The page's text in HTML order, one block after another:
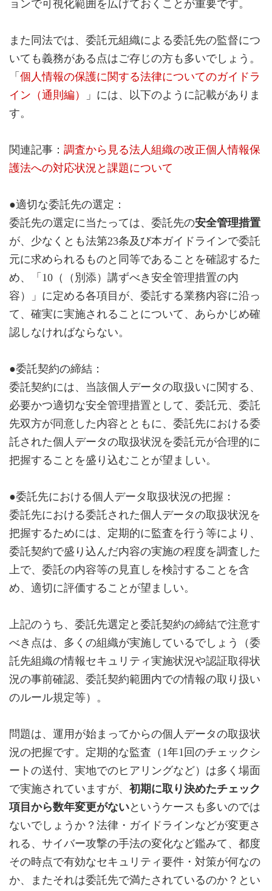
ョンで可視化範囲を広げておくことが重要です。
また同法では、委託元組織による委託先の監督につ
いても義務がある点はご存じの方も多いでしょう。
「 個人情報の保護に関する法律についてのガイドラ
イン（通則編）
」には、以下のように記載がありま
す。
関連記事： 調査から見る法人組織の改正個人情報保
護法への対応状況と課題について
●適切な委託先の選定：
委託先の選定に当たっては、委託先の安全管理措置
が、少なくとも法第23条及び本ガイドラインで委託
元に求められるものと同等であることを確認するた
め、「10（（別添）講ずべき安全管理措置の内
容）」に定める各項目が、委託する業務内容に沿っ
て、確実に実施されることについて、あらかじめ確
認しなければならない。
●委託契約の締結：
委託契約には、当該個人データの取扱いに関する、
必要かつ適切な安全管理措置として、委託元、委託
先双方が同意した内容とともに、委託先における委
託された個人データの取扱状況を委託元が合理的に
把握することを盛り込むことが望ましい。
●委託先における個人データ取扱状況の把握：
委託先における委託された個人データの取扱状況を
把握するためには、定期的に監査を行う等により、
委託契約で盛り込んだ内容の実施の程度を調査した
上で、委託の内容等の見直しを検討することを含
め、適切に評価することが望ましい。
上記のうち、委託先選定と委託契約の締結で注意す
べき点は、多くの組織が実施しているでしょう（委
託先組織の情報セキュリティ実施状況や認証取得状
況の事前確認、委託契約範囲内での情報の取り扱い
のルール規定等）。
問題は、運用が始まってからの個人データの取扱状
況の把握です。定期的な監査（1年1回のチェックシ
ートの送付、実地でのヒアリングなど）は多く場面
で実施されていますが、 初期に取り決めたチェック
項目から数年変更がないというケースも多いのでは
ないでしょうか？法律・ガイドラインなどが変更さ
れる、サイバー攻撃の手法の変化など鑑みて、都度
その時点で有効なセキュリティ要件・対策が何なの
か、またそれは委託先で満たされているのか？とい